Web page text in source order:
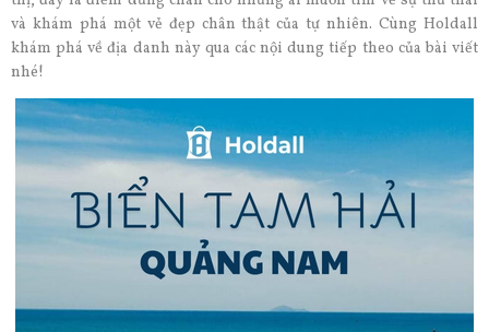
và khám phá một vẻ đẹp chân thật của tự nhiên. Cùng Holdall
khám phá về địa danh này qua các nội dung tiếp theo của bài viết
nhé!